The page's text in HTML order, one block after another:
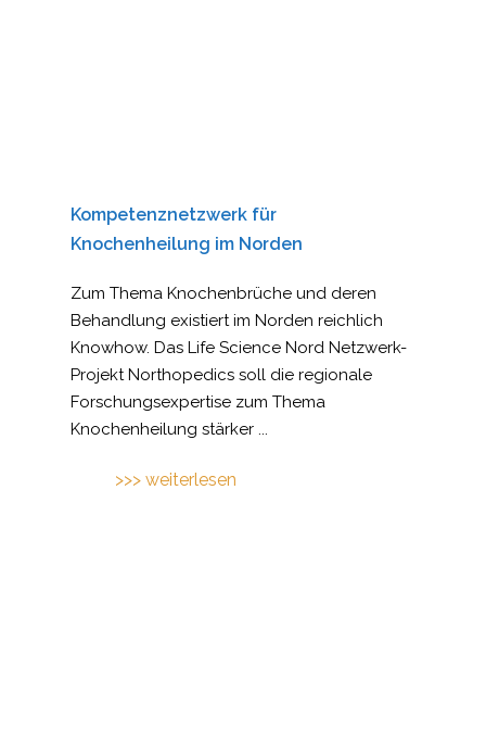
Kompetenznetzwerk für
Knochenheilung im Norden
Zum Thema Knochenbrüche und deren
Behandlung existiert im Norden reichlich
Knowhow. Das Life Science Nord Netzwerk-
Projekt Northopedics soll die regionale
Forschungsexpertise zum Thema
Knochenheilung stärker ...
>>> weiterlesen